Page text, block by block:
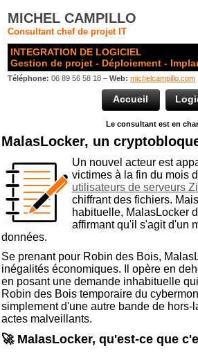
MICHEL CAMPILLO
Consultant chef de projet IT
INTEGRATION DE LOGICIEL
Gestion de projet - Déploiement -
Téléphone: 06 89 56 58 18 –Web: michelcampillo.com
Accueil
Le consultant est en
MalasLocker, un
Un nouvel acteur est
victimes à la fin du mois
utilisateurs de serveurs
chiffrant des fichiers.
habituelle, MalasLocker
affirmant qu'il s'agit d'un
données.
Se prenant pour Robin des Bois,
inégalités économiques. Il opère en
en posant une demande inhabituelle
Robin des Bois temporaire du
simplement d'une autre bande de
actes malveillants.
🚀 MalasLocker, qu'est-ce que